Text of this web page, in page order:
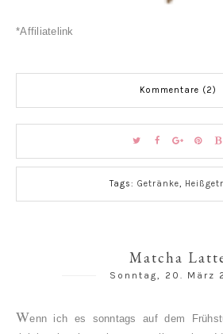
*Affiliatelink
Kommentare (2)
Tags: Getränke,
Matcha
Sonntag, 20. März
Wenn ich es sonntags auf dem